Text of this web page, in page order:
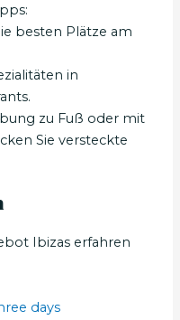
besten Plätze am
in
zu Fuß oder mit
Sie versteckte
Ibizas erfahren
days